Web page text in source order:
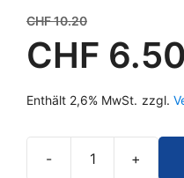
CHF10.20
Preis
war:
CHF
CHF 6.50
Preis
ist:
CHF 6.50.
Enthält 2,6% MwSt. zzgl.
- +